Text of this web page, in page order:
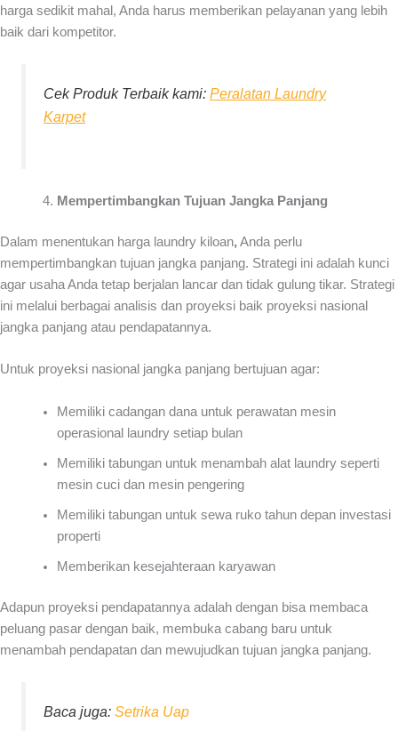
harga sedikit mahal, Anda harus memberikan pelayanan yang lebih
baik dari kompetitor.
Cek Produk Terbaik kami:Peralatan Laundry
Karpet
Mempertimbangkan Tujuan Jangka Panjang
Dalam menentukan harga laundry kiloan, Anda perlu
mempertimbangkan tujuan jangka panjang. Strategi ini adalah kunci
agar usaha Anda tetap berjalan lancar dan tidak gulung tikar. Strategi
ini melalui berbagai analisis dan proyeksi baik proyeksi nasional
jangka panjang atau pendapatannya.
Untuk proyeksi nasional jangka panjang bertujuan agar:
Memiliki cadangan dana untuk perawatan mesin
operasional laundry setiap bulan
Memiliki tabungan untuk menambah alat laundry seperti
mesin cuci dan mesin pengering
Memiliki tabungan untuk sewa ruko tahun depan investasi
properti
Memberikan kesejahteraan karyawan
Adapun proyeksi pendapatannya adalah dengan bisa membaca
peluang pasar dengan baik, membuka cabang baru untuk
menambah pendapatan dan mewujudkan tujuan jangka panjang.
Baca juga:Setrika Uap